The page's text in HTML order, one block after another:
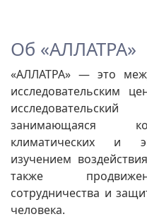
Об «АЛЛАТРА»
«АЛЛАТРА» — это
исследовательским
занимающаяся
климатических и
изучением
также
сотрудничества и
человека.